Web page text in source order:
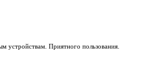
устройствам. Приятного пользования.